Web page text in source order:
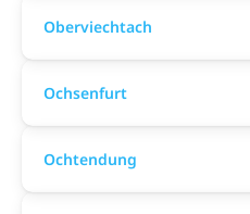
Oberviechtach
Ochsenfurt
Ochtendung